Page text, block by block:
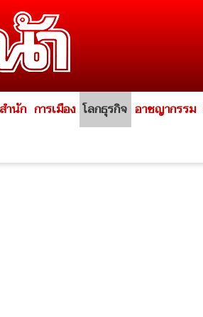
ำนัก การเมือง โลกธุรกิจ อาชญากรรม